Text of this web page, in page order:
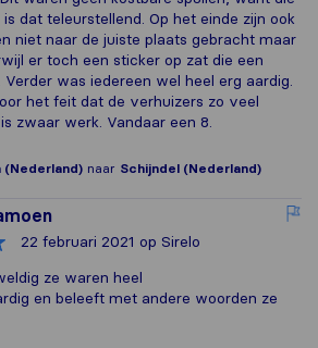
dat teleurstellend. Op het einde zijn ook
niet naar de juiste plaats gebracht maar
er toch een sticker op zat die een
was iedereen wel heel erg aardig.
het feit dat de verhuizers zo veel
zwaar werk. Vandaar een 8.
(Nederland) naar Schijndel (Nederland)
22 februari 2021 op Sirelo
ze waren heel
en beleeft met andere woorden ze